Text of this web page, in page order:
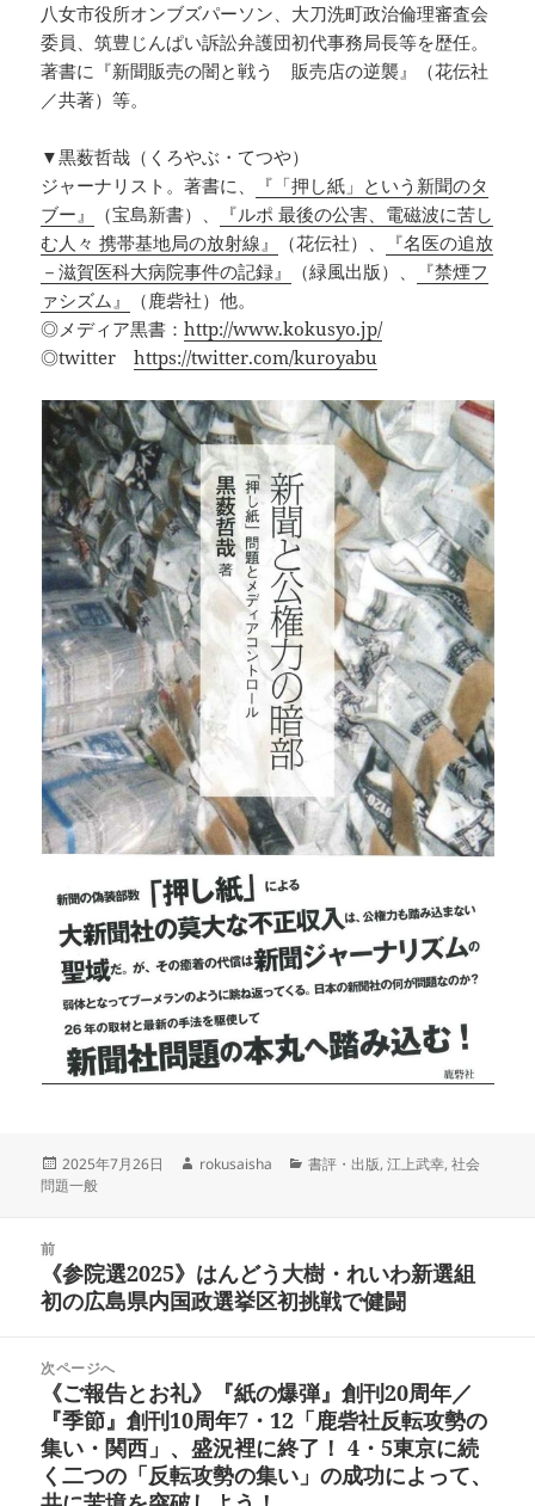
八女市役所オンブズパーソン、大刀洗町政治倫理審査会
委員、筑豊じんぱい訴訟弁護団初代事務局長等を歴任。
著書に『新聞販売の闇と戦う 販売店の逆襲』（花伝社
／共著）等。
▼黒薮哲哉（くろやぶ・てつや）
ジャーナリスト。著書に、
『「押し紙」という新聞のタ
ブー』
（宝島新書）、
『ルポ 最後の公害、電磁波に苦し
む人々 携帯基地局の放射線』
（花伝社）、
『名医の追放
－滋賀医科大病院事件の記録』
（緑風出版）、
『禁煙フ
ァシズム』
（鹿砦社）他。
◎メディア黒書：http://www.kokusyo.jp/
◎twitterhttps://twitter.com/kuroyabu
投
稿
2025年7月26日
作
rokusaisha
カ
書評・出版,江上武幸,社会
問題一般
前
前
の
稿:
《参院選2025》はんどう大樹・れいわ新選組
初の広島県内国政選挙区初挑戦で健闘
次ページへ
次
の
投
稿:
《ご報告とお礼》『紙の爆弾』創刊20周年／
『季節』創刊10周年7・12「鹿砦社反転攻勢の
集い・関西」、盛況裡に終了！ 4・5東京に続
く二つの「反転攻勢の集い」の成功によって、